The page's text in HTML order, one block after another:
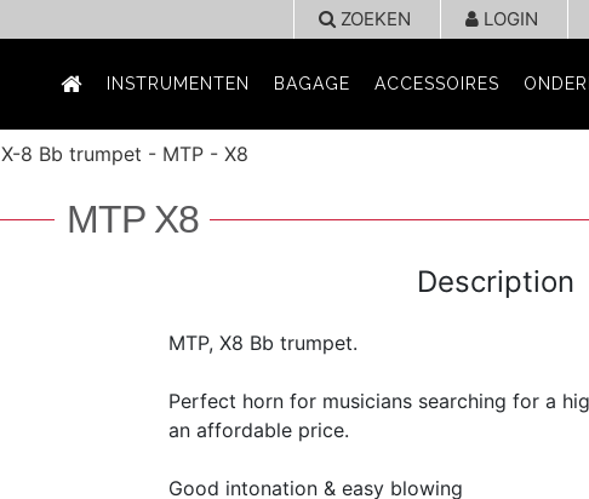
ZOEKEN LOGIN
INSTRUMENTEN BAGAGE ACCESSOIRES
X-8 Bb trumpet - MTP - X8
MTP X8
Description
MTP, X8 Bb trumpet.
Perfect horn for musicians searching for a
an affordable price.
Good intonation & easy blowing